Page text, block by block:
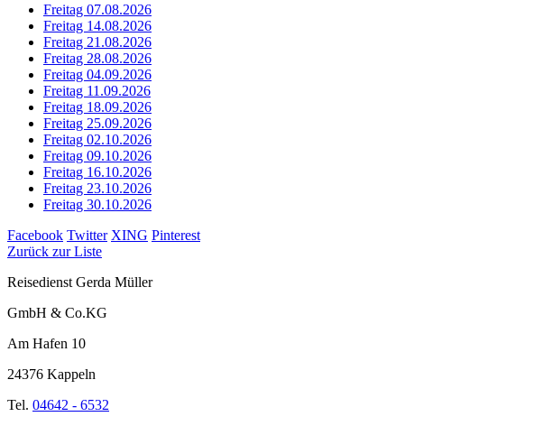
Freitag 07.08.2026
Freitag 14.08.2026
Freitag 21.08.2026
Freitag 28.08.2026
Freitag 04.09.2026
Freitag 11.09.2026
Freitag 18.09.2026
Freitag 25.09.2026
Freitag 02.10.2026
Freitag 09.10.2026
Freitag 16.10.2026
Freitag 23.10.2026
Freitag 30.10.2026
Facebook Twitter XING Pinterest
Zurück zur Liste
Reisedienst Gerda Müller
GmbH & Co.KG
Am Hafen 10
24376 Kappeln
Tel. 04642 - 6532